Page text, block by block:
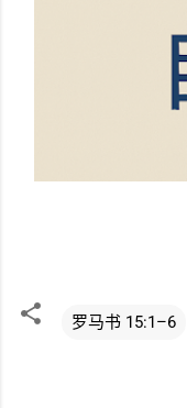
罗马书 15:1–6